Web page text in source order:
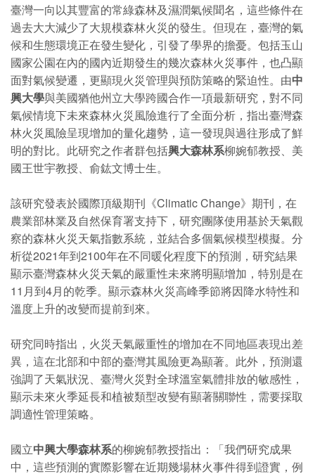
臺灣一向以其豐富的常綠森林及濕潤氣候聞名，這些條件在
過去大大減少了大規模森林火災的發生。但現在，臺灣的氣
候和生態環境正在發生變化，引發了學界的擔憂。包括玉山
國家公園在內的國內近期發生的幾次森林火災事件，也凸顯
面對氣候變遷，更顯現火災管理與預防策略的緊迫性。由中
興大學與美國猶他州立大學跨國合作一項最新研究，對不同
氣候情境下未來森林火災風險進行了全面分析，指出臺灣森
林火災風險呈現增加的量化趨勢，這一發現與過往形成了鮮
明的對比。此研究之作者群包括興大森林系柳婉郁教授、美
國王世宇教授、俞鈜文博士生。
該研究發表於國際頂級期刊《Climatic Change》期刊，在
農業部林業及自然保育署支持下，研究團隊使用基於天氣觀
察的森林火災天氣指數系統，並結合多個氣候模型模擬。分
析從2021年到2100年在不同暖化程度下的預測，研究結果
顯示臺灣森林火災天氣的嚴重性未來將明顯增加，特別是在
11月到4月的乾季。顯示森林火災高峰季節將因降水特性和
溫度上升的改變而提前到來。
研究同時指出，火災天氣嚴重性的增加在不同地區表現出差
異，這在北部和中部的臺灣其風險更為顯著。此外，預測還
強調了天氣狀況、臺灣火災對全球溫室氣體排放的敏感性，
顯示未來火季延長和植被類型改變有顯著關聯性，需要採取
調適性管理策略。
國立中興大學森林系的柳婉郁教授指出：「我們研究成果
中，這些預測的實際影響在近期幾場林火事件得到證實，例